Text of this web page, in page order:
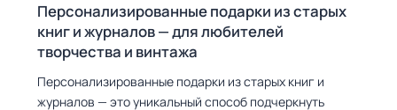
Персонализированные подарки из старых
книг и журналов — для любителей
творчества и винтажа
Персонализированные подарки из старых книг и
журналов — это уникальный способ подчеркнуть